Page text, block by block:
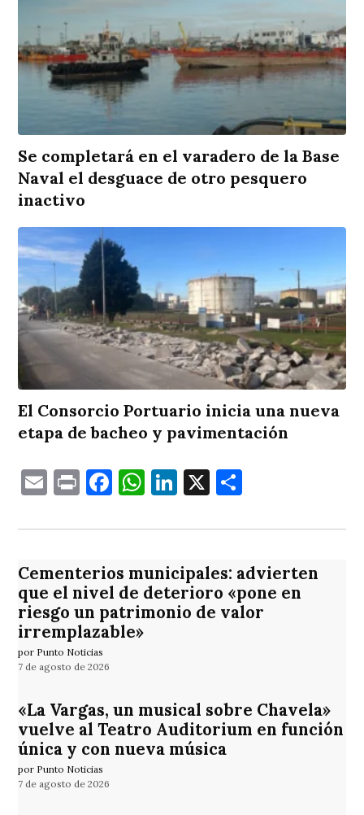
Se completará en el varadero de la Base
Naval el desguace de otro pesquero
inactivo
El Consorcio Portuario inicia una nueva
etapa de bacheo y pavimentación
EmailPrintFacebook
WhatsApp
LinkedIn
X
Cementerios municipales: advierten
que el nivel de deterioro «pone en
riesgo un patrimonio de valor
irremplazable»
por Punto Noticias
7 de agosto de 2026
«La Vargas, un musical sobre Chavela»
vuelve al Teatro Auditorium en función
única y con nueva música
por Punto Noticias
7 de agosto de 2026